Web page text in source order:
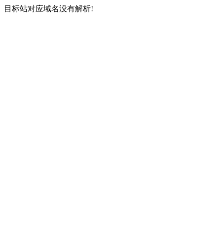
目标站对应域名没有解析!